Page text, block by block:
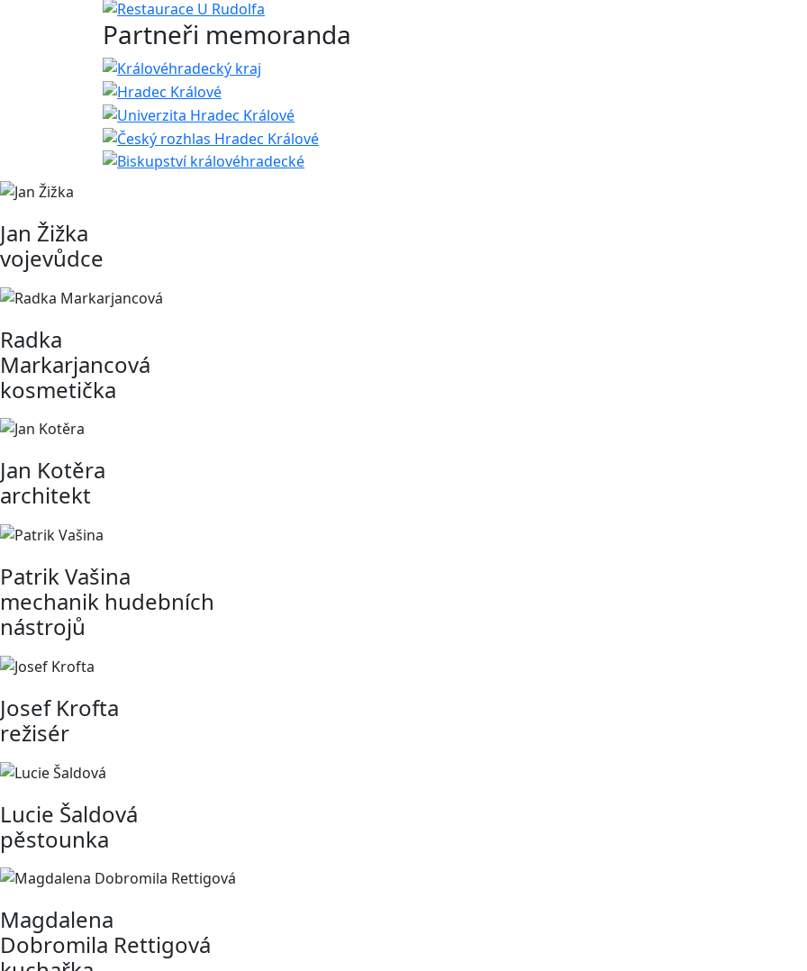
Partneři memoranda
Jan Žižka
vojevůdce
Radka
Markarjancová
kosmetička
Jan Kotěra
architekt
Patrik Vašina
mechanik hudebních
nástrojů
Josef Krofta
režisér
Lucie Šaldová
pěstounka
Magdalena
Dobromila Rettigová